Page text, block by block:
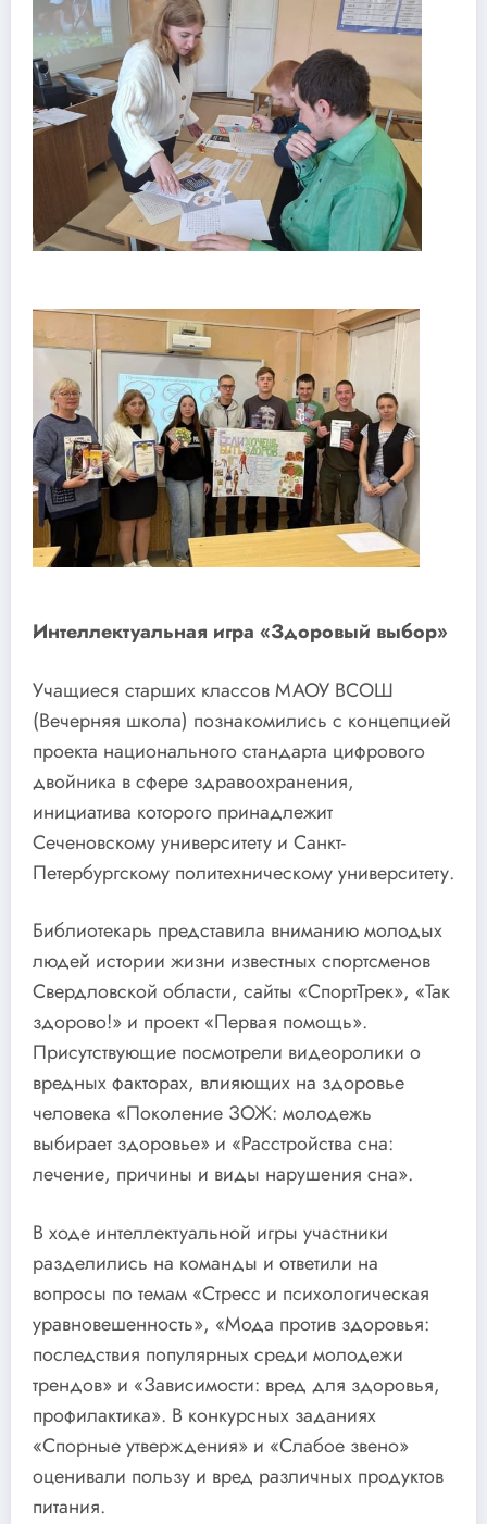
Интеллектуальная игра «Здоровый выбор»
Учащиеся старших классов МАОУ ВСОШ
(Вечерняя школа) познакомились с концепцией
проекта национального стандарта цифрового
двойника в сфере здравоохранения,
инициатива которого принадлежит
Сеченовскому университету и Санкт-
Петербургскому политехническому университету.
Библиотекарь представила вниманию молодых
людей истории жизни известных спортсменов
Свердловской области, сайты «СпортТрек», «Так
здорово!» и проект «Первая помощь».
Присутствующие посмотрели видеоролики о
вредных факторах, влияющих на здоровье
человека «Поколение ЗОЖ: молодежь
выбирает здоровье» и «Расстройства сна:
лечение, причины и виды нарушения сна».
В ходе интеллектуальной игры участники
разделились на команды и ответили на
вопросы по темам «Стресс и психологическая
уравновешенность», «Мода против здоровья:
последствия популярных среди молодежи
трендов» и «Зависимости: вред для здоровья,
профилактика». В конкурсных заданиях
«Спорные утверждения» и «Слабое звено»
оценивали пользу и вред различных продуктов
питания.